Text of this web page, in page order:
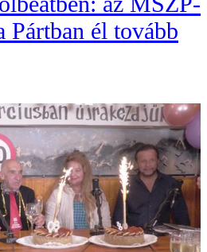
Pártban él tovább